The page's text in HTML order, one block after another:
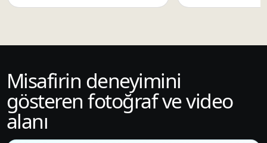
Misafirin deneyimini
gösteren fotoğraf ve video
alanı